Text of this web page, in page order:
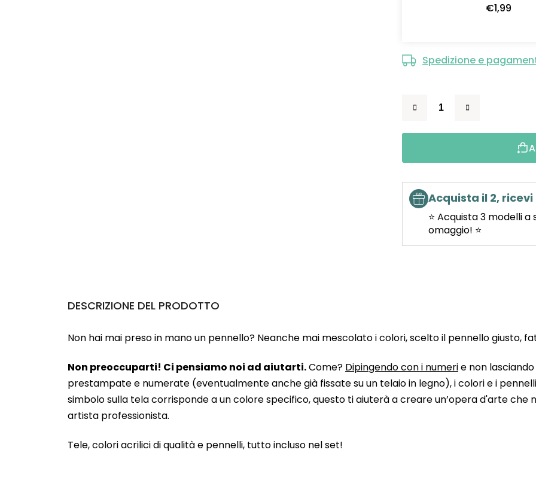
€1,99
Spedizione e
Acquista il 2, ricevi
⭐ Acquista 3 modelli
omaggio! ⭐
DESCRIZIONE DEL PRODOTTO
Non hai mai preso in mano un pennello? Neanche mai mescolato i colori, scelto il pennello giusto,
Non preoccuparti! Ci pensiamo noi ad aiutarti.Come? Dipingendo con i numerie non
prestampate e numerate (eventualmente anche già fissate su un telaio in legno), i colori e i
simbolo sulla tela corrisponde a un colore specifico, questo ti aiuterà a creare un’opera d'arte che
artista professionista.
Tele, colori acrilici di qualità e pennelli, tutto incluso nel set!